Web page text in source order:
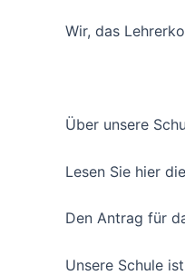
Wir, das
Über unsere
Lesen Sie hier die
Den Antrag für
Unsere Schule